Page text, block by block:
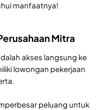
manfaatnya!
Mitra
akses langsung ke
lowongan pekerjaan
peluang untuk